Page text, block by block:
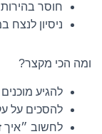
חוסר
ניסיון לנצח
ומה הכי מקצר?
להגיע
להסכים על
לחשוב ״איך